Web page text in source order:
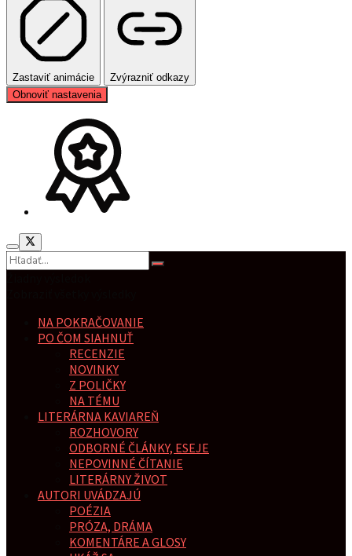
Zastaviť animácie
Zvýrazniť odkazy
Obnoviť nastavenia
NA POKRAČOVANIE
PO ČOM SIAHNUŤ
RECENZIE
NOVINKY
Z POLIČKY
NA TÉMU
LITERÁRNA KAVIAREŇ
ROZHOVORY
ODBORNÉ ČLÁNKY, ESEJE
NEPOVINNÉ ČÍTANIE
LITERÁRNY ŽIVOT
AUTORI UVÁDZAJÚ
POÉZIA
PRÓZA, DRÁMA
KOMENTÁRE A GLOSY